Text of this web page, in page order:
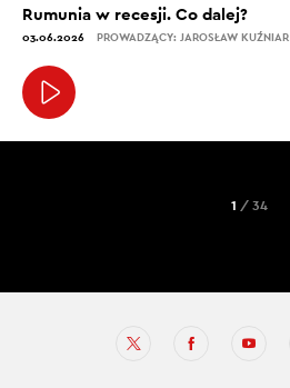
Rumunia w recesji. Co dalej?
03.06.2026 PROWADZĄCY: JAROSŁAW KUŹNIAR
1 / 34